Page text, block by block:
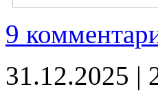
9
31.12.2025 |